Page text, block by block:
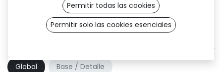
Perseus (TT)
Global
Base / Detalle
Permitir todas las cookies
Permitir solo las cookies esenciales